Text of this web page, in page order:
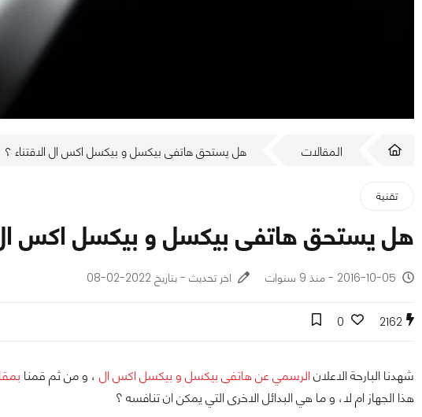
المقالات هل يستحق هاتفى بيكسل و بيكسل اكس ال الاقتناء ؟
تقنية
هل يستحق هاتفى بيكسل و بيكسل اكس ال
2016-10-05 - منذ 9 سنوات اخر تحديث - بتاريخ 2022-02-08
2162
0
شهدنا البارحة الاعلانالرسمي عن هاتفى بيكسل و بيكسل اكس ال ، و من ثم قمنا
هذا الجهاز ام لا، و ما هي البدائل الاخرى التي يمكن ان تنافسه ؟